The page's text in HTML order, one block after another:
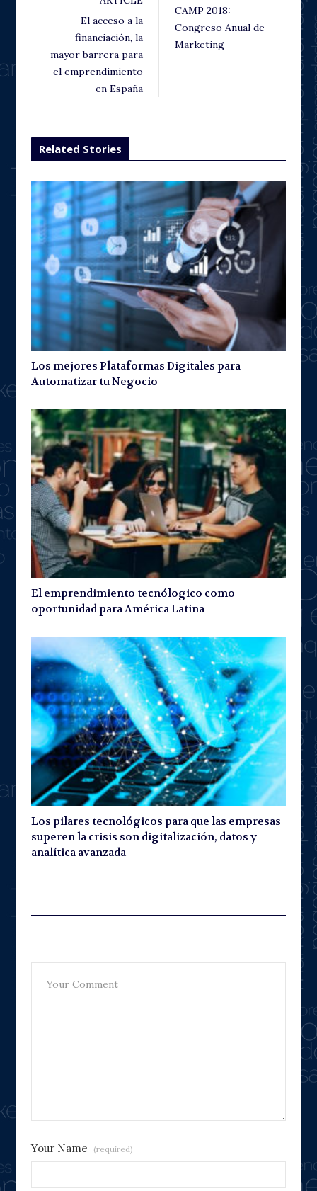
El acceso a la
financiación, la
mayor barrera para
el emprendimiento
en España
CAMP 2018:
Congreso Anual de
Marketing
Related Stories
Los mejores Plataformas Digitales para
Automatizar tu Negocio
El emprendimiento tecnólogico como
oportunidad para América Latina
Los pilares tecnológicos para que las empresas
superen la crisis son digitalización, datos y
analítica avanzada
Your Name (required)